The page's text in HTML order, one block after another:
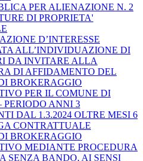
PER ALIENAZIONE N. 2
DI PROPRIETA'
D’INTERESSE
ALL’INDIVIDUAZIONE DI
DA INVITARE ALLA
DI AFFIDAMENTO DEL
BROKERAGGIO
PER IL COMUNE DI
PERIODO ANNI 3
DAL 1.3.2024 OLTRE MESI 6
CONTRATTUALE
BROKERAGGIO
MEDIANTE PROCEDURA
SENZA BANDO, AI SENSI